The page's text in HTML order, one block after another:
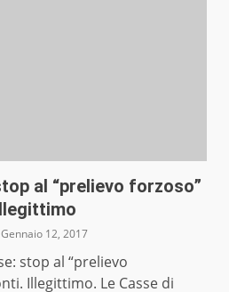
al “prelievo forzoso”
Gennaio 12, 2017
stop al “prelievo
Illegittimo. Le Casse di